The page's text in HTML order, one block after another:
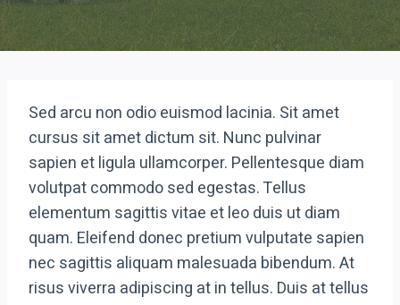
Sed arcu non odio euismod lacinia. Sit amet
cursus sit amet dictum sit. Nunc pulvinar
sapien et ligula ullamcorper. Pellentesque diam
volutpat commodo sed egestas. Tellus
elementum sagittis vitae et leo duis ut diam
quam. Eleifend donec pretium vulputate sapien
nec sagittis aliquam malesuada bibendum. At
risus viverra adipiscing at in tellus. Duis at tellus